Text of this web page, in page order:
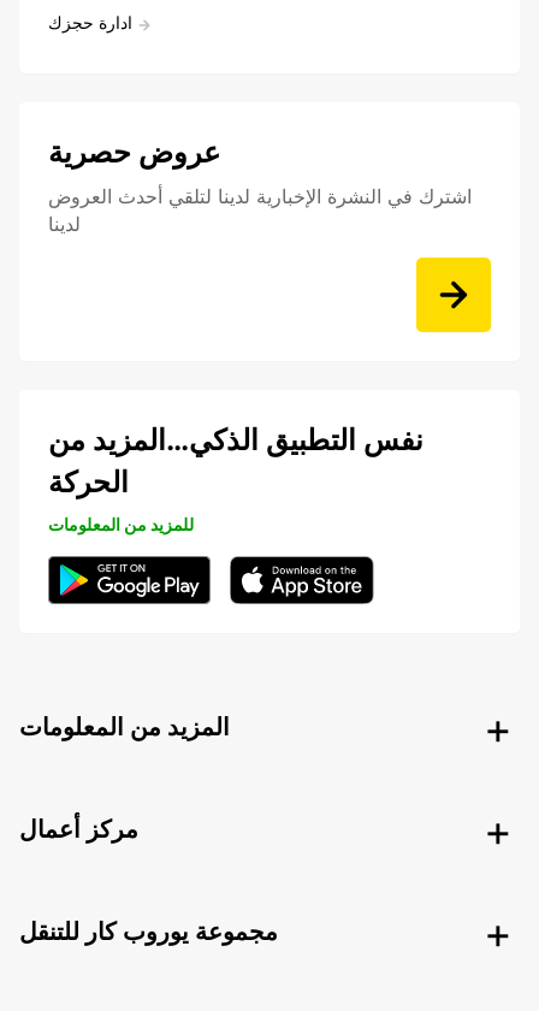
ادارة حجزك
عروض حصرية
اشترك في النشرة الإخبارية لدينا لتلقي أحدث العروض
لدينا
نفس التطبيق الذكي…المزيد من
الحركة
للمزيد من المعلومات
المزيد من المعلومات
مركز أعمال
مجموعة يوروب كار للتنقل